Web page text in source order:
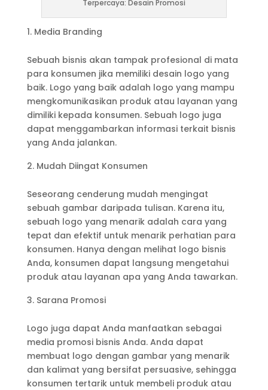
Terpercaya: Desain Promosi
Media Branding
Sebuah bisnis akan tampak profesional di mata
para konsumen jika memiliki desain logo yang
baik. Logo yang baik adalah logo yang mampu
mengkomunikasikan produk atau layanan yang
dimiliki kepada konsumen. Sebuah logo juga
dapat menggambarkan informasi terkait bisnis
yang Anda jalankan.
Mudah Diingat Konsumen
Seseorang cenderung mudah mengingat
sebuah gambar daripada tulisan. Karena itu,
sebuah logo yang menarik adalah cara yang
tepat dan efektif untuk menarik perhatian para
konsumen. Hanya dengan melihat logo bisnis
Anda, konsumen dapat langsung mengetahui
produk atau layanan apa yang Anda tawarkan.
Sarana Promosi
Logo juga dapat Anda manfaatkan sebagai
media promosi bisnis Anda. Anda dapat
membuat logo dengan gambar yang menarik
dan kalimat yang bersifat persuasive, sehingga
konsumen tertarik untuk membeli produk atau